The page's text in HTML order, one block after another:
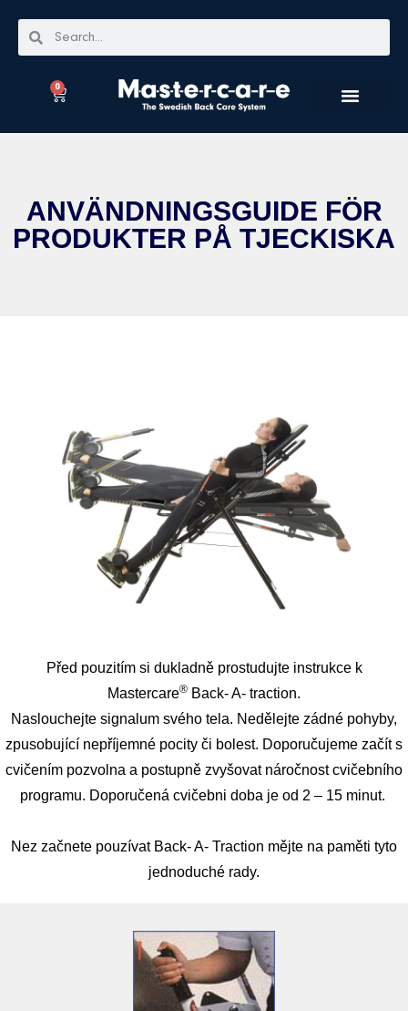
0
ANVÄNDNINGSGUIDE FÖR
PRODUKTER PÅ TJECKISKA
Před pouzitím si dukladně prostudujte instrukce k
Mastercare® Back- A- traction.
Naslouchejte signalum svého tela. Nedělejte zádné pohyby,
zpusobující nepříjemné pocity či bolest. Doporučujeme začít s
cvičením pozvolna a postupně zvyšovat náročnost cvičebního
programu. Doporučená cvičebni doba je od 2 – 15 minut.
Nez začnete pouzívat Back- A- Traction mějte na paměti tyto
jednoduché rady.